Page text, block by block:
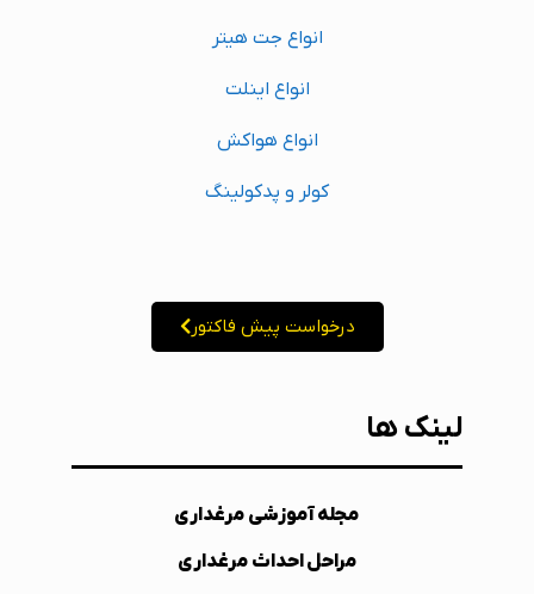
انواع جت هیتر
انواع اینلت
انواع هواکش
کولر و پدکولینگ
درخواست پیش فاکتور
لینک ها
مجله آموزشی مرغداری
مراحل احداث مرغداری